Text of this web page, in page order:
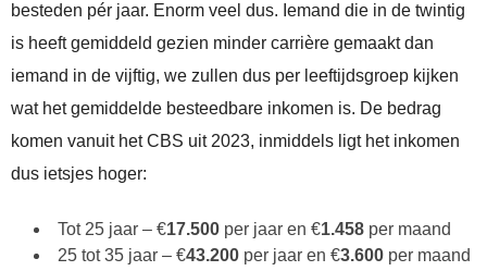
besteden pér jaar. Enorm veel dus. Iemand die in de twintig
is heeft gemiddeld gezien minder carrière gemaakt dan
iemand in de vijftig, we zullen dus per leeftijdsgroep kijken
wat het gemiddelde besteedbare inkomen is. De bedrag
komen vanuit het CBS uit 2023, inmiddels ligt het inkomen
dus ietsjes hoger:
Tot 25 jaar – €17.500 per jaar en €1.458 per maand
25 tot 35 jaar – €43.200 per jaar en €3.600 per maand